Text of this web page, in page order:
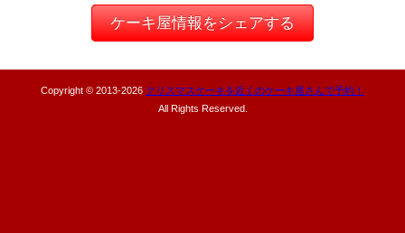
ケーキ屋情報をシェアする
Copyright © 2013-2026 クリスマスケーキを近くのケーキ屋さんで予約！
All Rights Reserved.